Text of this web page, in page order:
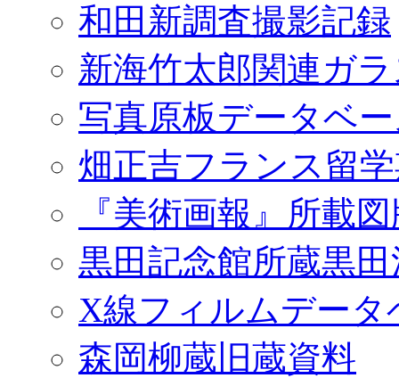
和田新調査撮影記録
新海竹太郎関連ガ
写真原板データベ
畑正吉フランス留
『美術画報』所載
黒田記念館所蔵黒
X線フィルムデータ
森岡柳蔵旧蔵資料